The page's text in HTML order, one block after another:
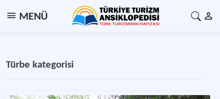
MENÜ
Türbe kategorisi